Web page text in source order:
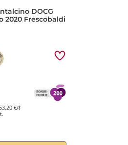
DOCG
2020 Frescobaldi
€/ℓ